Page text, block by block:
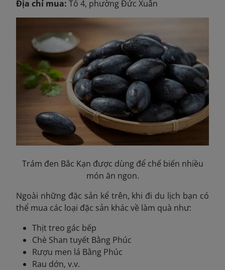
Địa chỉ mua: Tổ 4, phường Đức Xuân
Trám đen Bắc Kạn được dùng để chế biến nhiều
món ăn ngon.
Ngoài những đặc sản kể trên, khi đi du lịch bạn có
thể mua các loại đặc sản khác về làm quà như:
Thịt treo gác bếp
Chè Shan tuyết Bằng Phúc
Rượu men lá Bằng Phúc
Rau dớn, v.v.